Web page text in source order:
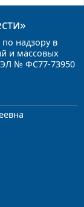
надзору в
и массовых
№ ФС77-73950